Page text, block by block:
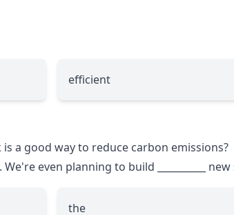
efficient
a good way to reduce carbon emissions?
even planning to build
new
the